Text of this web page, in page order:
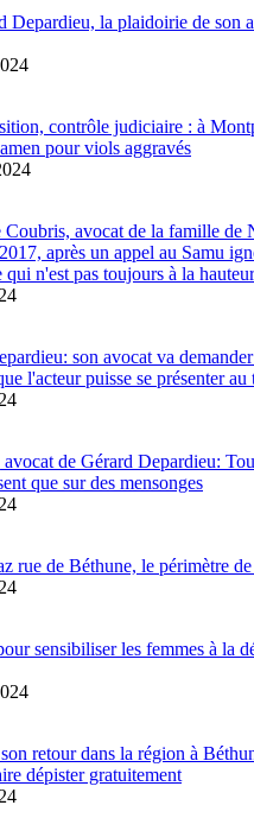
Depardieu, la plaidoirie de son
contrôle judiciaire : à
pour viols aggravés
Coubris, avocat de la famille de
après un appel au Samu
qui n'est pas toujours à la
son avocat va
l'acteur puisse se présenter au
de Gérard Depardieu:
que sur des mensonges
rue de Béthune, le périmètre
sensibiliser les femmes à la
retour dans la région à
dépister gratuitement